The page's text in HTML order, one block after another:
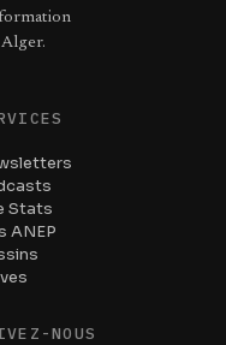
Stats
ANEP
NOUS